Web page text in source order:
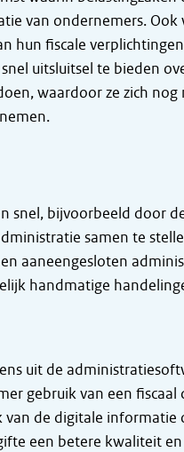
van ondernemers. Ook
hun fiscale
uitsluitsel te bieden
waardoor ze zich nog
snel, bijvoorbeeld door
samen te
aaneengesloten
handmatige
uit de
gebruik van een fiscaal
de digitale informatie
een betere kwaliteit